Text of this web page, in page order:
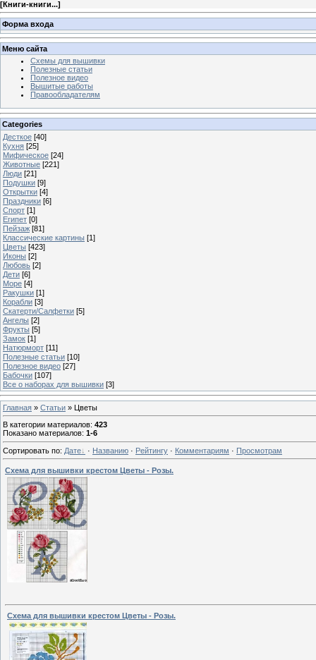
[Книги-книги...]
Форма входа
Меню сайта
Схемы для вышивки
Полезные статьи
Полезное видео
Вышитые работы
Правообладателям
Categories
Десткое [40]
Кухня [25]
Мифическое [24]
Животные [221]
Люди [21]
Подушки [9]
Открытки [4]
Праздники [6]
Спорт [1]
Египет [0]
Пейзаж [81]
Классические картины [1]
Цветы [423]
Иконы [2]
Любовь [2]
Дети [6]
Море [4]
Ракушки [1]
Корабли [3]
Скатерти/Салфетки [5]
Ангелы [2]
Фрукты [5]
Замок [1]
Натюрморт [11]
Полезные статьи [10]
Полезное видео [27]
Бабочки [107]
Все о наборах для вышивки [3]
Главная » Статьи » Цветы
В категории материалов: 423
Показано материалов: 1-6
Сортировать по: Дате · Названию · Рейтингу · Комментариям · Просмотрам
Схема для вышивки крестом Цветы - Розы.
Схема для вышивки крестом Цветы - Розы.